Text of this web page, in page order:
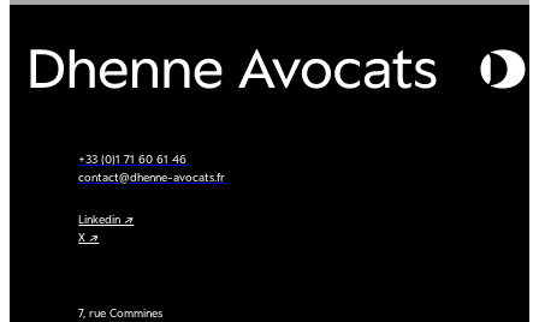
+33 (0)1 71 60 61 46
contact@dhenne-avocats.fr
Linkedin ↗
X ↗
7, rue Commines